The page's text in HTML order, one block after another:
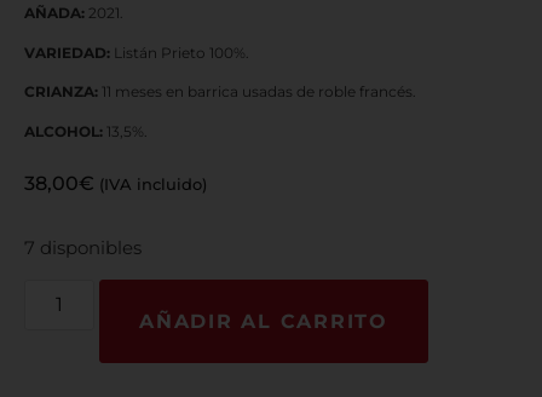
AÑADA: 2021.
VARIEDAD: Listán Prieto 100%.
CRIANZA: 11 meses en barrica usadas de roble francés.
ALCOHOL: 13,5%.
38,00€ (IVA incluido)
7 disponibles
AÑADIR AL CARRITO